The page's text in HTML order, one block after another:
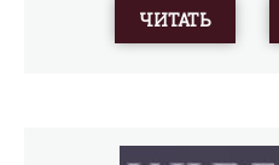
PanDa. Поскольку
сильно сжаты, для
ЧИТАТЬ